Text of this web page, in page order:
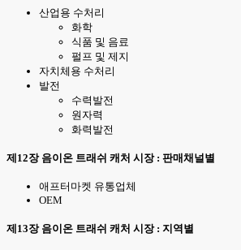
산업용 수처리
화학
식품 및 음료
펄프 및 제지
자치체용 수처리
발전
수력발전
원자력
화력발전
제12장 음이온 트래쉬 캐처 시장 : 판매채널별
애프터마켓 유통업체
OEM
제13장 음이온 트래쉬 캐처 시장 : 지역별